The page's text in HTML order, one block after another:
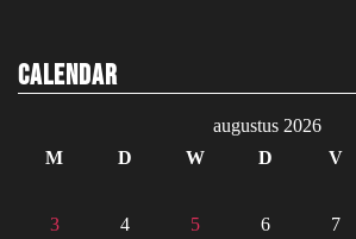
Calendar
augustus 2026
M
D W D V
3
4 5 6 7